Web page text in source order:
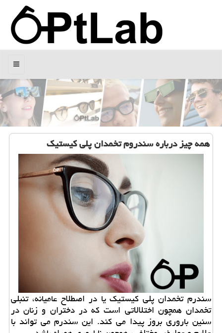
منو
همه چیز درباره سندروم تخمدان پلی كیستیك
سندرم تخمدان پلی کیستیک یا در اصطلاح عامیانه، تنبلی
تخمدان همچون اختلالاتی است که در دختران و زنان در
سنین باروری بروز پیدا می کند. این سندرم می تواند با